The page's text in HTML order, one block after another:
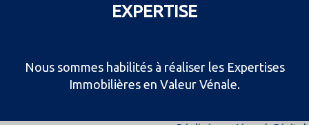
EXPERTISE
Nous sommes habilités à réaliser les Expertises
Immobilières en Valeur Vénale.